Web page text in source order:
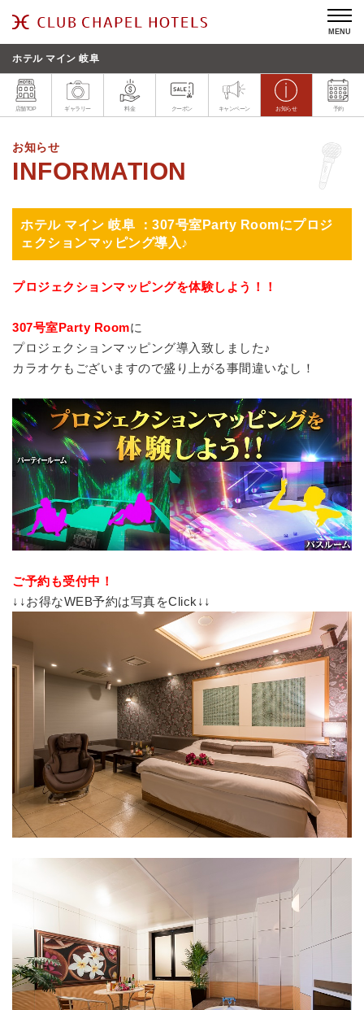
MENU
ホテル マイン 岐阜
店舗TOP ギャラリー 料金 クーポン キャンペーン お知らせ 予約
お知らせ
ホテル マイン 岐阜 ：307号室Party Roomにプロジ
ェクションマッピング導入♪
プロジェクションマッピングを体験しよう！！
307号室Party Roomに
プロジェクションマッピング導入致しました♪
カラオケもございますので盛り上がる事間違いなし！
ご予約も受付中！
↓↓お得なWEB予約は写真をClick↓↓